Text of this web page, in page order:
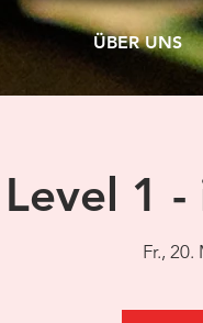
ÜBER UNS
Level 1
Fr., 20.